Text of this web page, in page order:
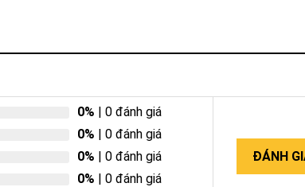
0% | 0 đánh giá
0% | 0 đánh giá
0% | 0 đánh giá
0% | 0 đánh giá
ĐÁNH